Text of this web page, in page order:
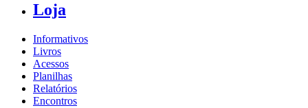
Loja
Informativos
Livros
Acessos
Planilhas
Relatórios
Encontros